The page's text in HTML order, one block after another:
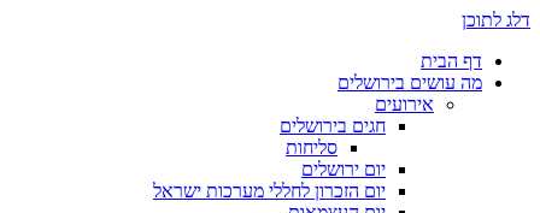
דלג לתוכן
דף הבית
מה עושים בירושלים
אירועים
חגים בירושלים
סליחות
יום ירושלים
יום הזכרון לחללי מערכות ישראל